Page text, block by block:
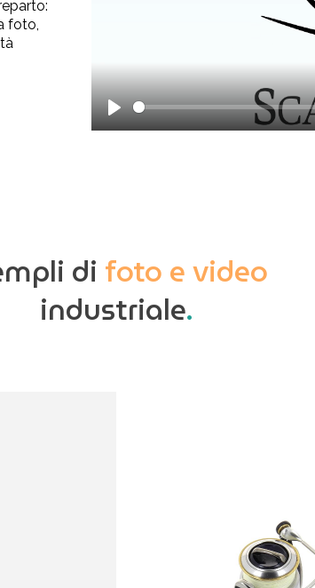
foto,
Play
di foto e video
industriale.